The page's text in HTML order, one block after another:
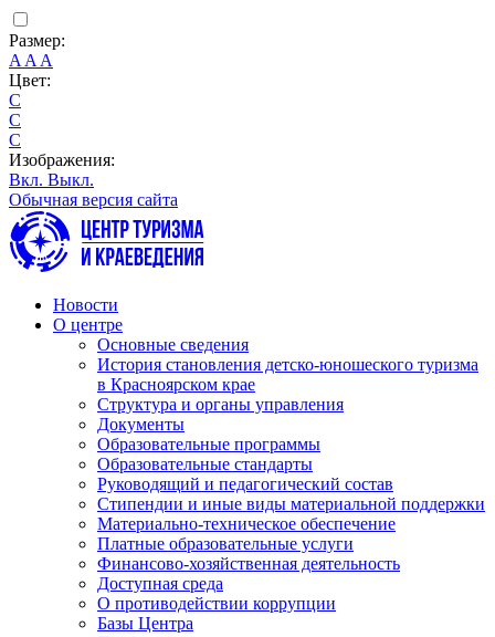
Размер:
A A A
Цвет:
C
C
C
Изображения:
Вкл. Выкл.
Обычная версия сайта
Новости
О центре
Основные сведения
История становления детско-юношеского туризма
в Красноярском крае
Структура и органы управления
Документы
Образовательные программы
Образовательные стандарты
Руководящий и педагогический состав
Стипендии и иные виды материальной поддержки
Материально-техническое обеспечение
Платные образовательные услуги
Финансово-хозяйственная деятельность
Доступная среда
О противодействии коррупции
Базы Центра